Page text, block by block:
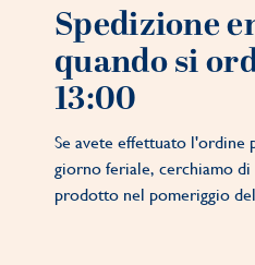
Spedizione
quando si
13:00
Se avete effettuato l'ordine
giorno feriale, cerchiamo
prodotto nel pomeriggio